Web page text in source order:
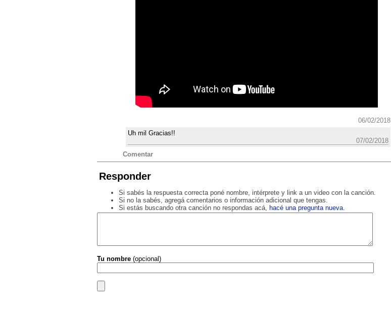
06/02/2018
Uh mil Gracias!!
07/02/2018
Comentar
Responder
Si sabés la respuesta correcta poné nombre, intérprete y link a un video con la canción.
Si no la sabés, agregá comentarios o información adicional que tengas.
Si estás buscando otra canción no respondas acá,
hacé una pregunta nueva.
Tu nombre (opcional)